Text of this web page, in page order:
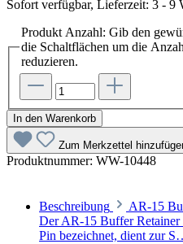
Sofort verfügbar, Lieferzeit: 3 - 9
Produkt Anzahl: Gib den
die Schaltflächen um die
reduzieren.
In den Warenkorb
Zum Merkzettel
Produktnummer: WW-10448
Beschreibung
AR-15
Der AR-15 Buffer
Pin bezeichnet, dient zur